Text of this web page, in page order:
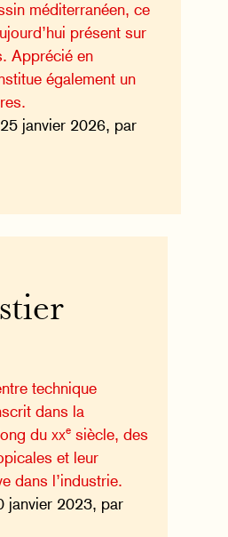
méditerranéen, ce
présent sur
Apprécié en
également un
janvier 2026, par
technique
dans la
duxxe siècle, des
et leur
dans l’industrie.
janvier 2023, par